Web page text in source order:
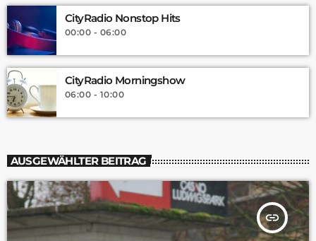
CityRadio Nonstop Hits
00:00 - 06:00
CityRadio Morningshow
06:00 - 10:00
AUSGEWÄHLTER BEITRAG
insert_link